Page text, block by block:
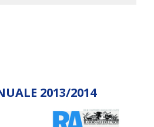
2013/2014